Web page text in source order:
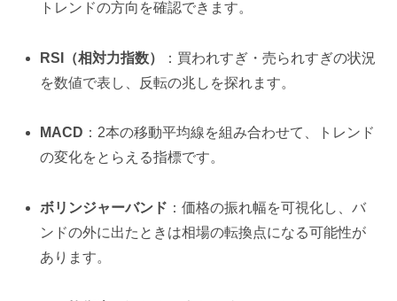
トレンドの方向を確認できます。
RSI（相対力指数）
：買われすぎ・売られすぎの状況
を数値で表し、反転の兆しを探れます。
MACD ：2本の移動平均線を組み合わせて、トレンド
の変化をとらえる指標です。
ボリンジャーバンド ：価格の振れ幅を可視化し、バ
ンドの外に出たときは相場の転換点になる可能性が
あります。